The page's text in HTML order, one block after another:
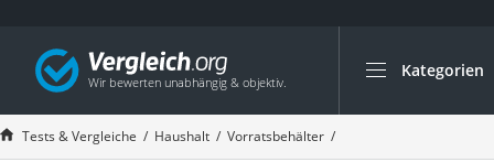
Kategorien
Die beliebtesten
Haushalt
Wassersprudler
Tests & Vergleiche Haushalt Vorratsbehälter